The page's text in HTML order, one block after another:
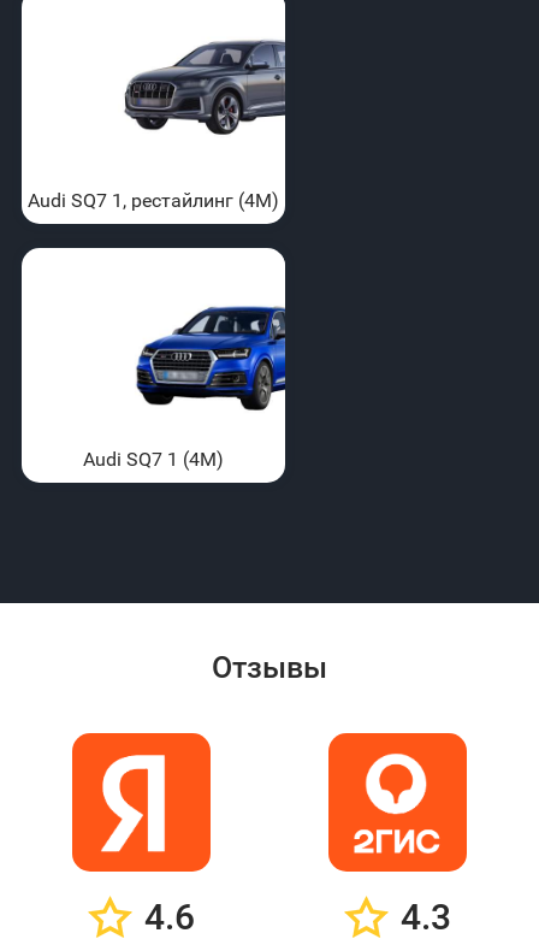
Audi SQ7 1, рестайлинг (4M)
Audi SQ7 1 (4M)
Отзывы
4.6 4.3